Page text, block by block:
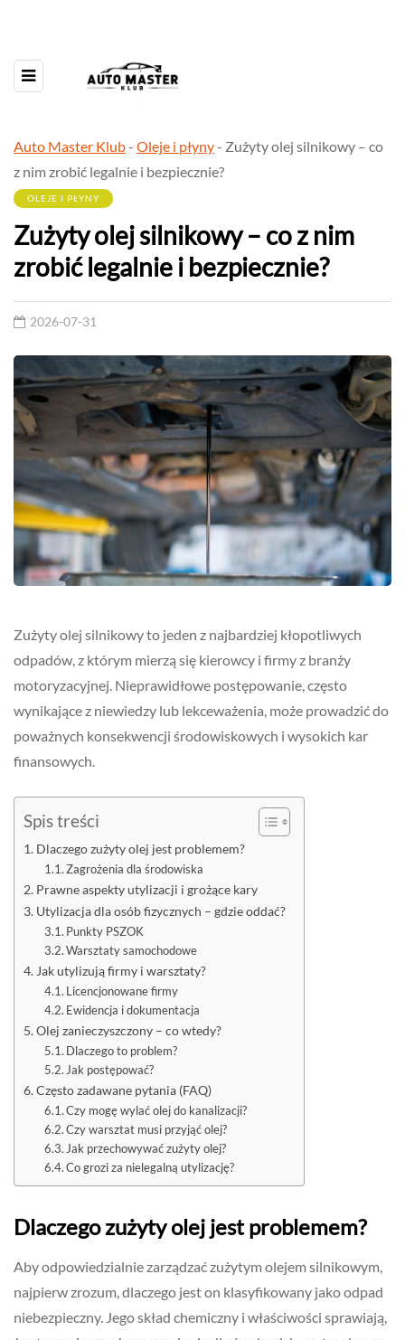
Auto Master Klub- Oleje i płyny- Zużyty olej silnikowy – co
z nim zrobić legalnie i bezpiecznie?
OLEJE I PŁYNY
Zużyty olej silnikowy – co z nim
zrobić legalnie i bezpiecznie?
2026-07-31
Zużyty olej silnikowy to jeden z najbardziej kłopotliwych
odpadów, z którym mierzą się kierowcy i firmy z branży
motoryzacyjnej. Nieprawidłowe postępowanie, często
wynikające z niewiedzy lub lekceważenia, może prowadzić do
poważnych konsekwencji środowiskowych i wysokich kar
finansowych.
Spis treści
Dlaczego zużyty olej jest problemem?
Zagrożenia dla środowiska
Prawne aspekty utylizacji i grożące kary
Utylizacja dla osób fizycznych – gdzie oddać?
Punkty PSZOK
Warsztaty samochodowe
Jak utylizują firmy i warsztaty?
Licencjonowane firmy
Ewidencja i dokumentacja
Olej zanieczyszczony – co wtedy?
Dlaczego to problem?
Jak postępować?
Często zadawane pytania (FAQ)
Czy mogę wylać olej do kanalizacji?
Czy warsztat musi przyjąć olej?
Jak przechowywać zużyty olej?
Co grozi za nielegalną utylizację?
Dlaczego zużyty olej jest problemem?
Aby odpowiedzialnie zarządzać zużytym olejem silnikowym,
najpierw zrozum, dlaczego jest on klasyfikowany jako odpad
niebezpieczny. Jego skład chemiczny i właściwości sprawiają,